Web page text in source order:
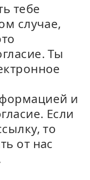
тебе
случае,
Ты
и
Если
то
от нас